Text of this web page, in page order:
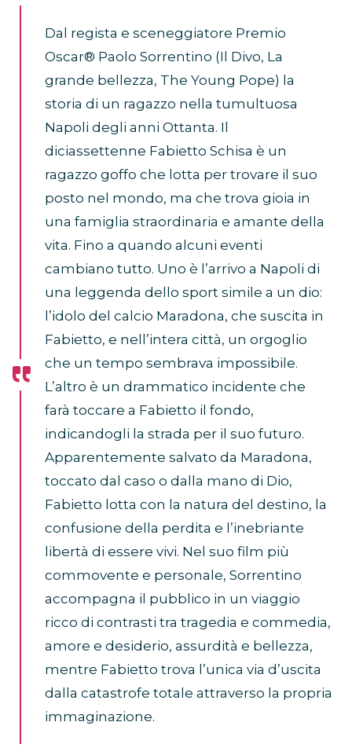
Dal regista e sceneggiatore Premio
Oscar® Paolo Sorrentino (Il Divo, La
grande bellezza, The Young Pope) la
storia di un ragazzo nella tumultuosa
Napoli degli anni Ottanta. Il
diciassettenne Fabietto Schisa è un
ragazzo goffo che lotta per trovare il suo
posto nel mondo, ma che trova gioia in
una famiglia straordinaria e amante della
vita. Fino a quando alcuni eventi
cambiano tutto. Uno è l’arrivo a Napoli di
una leggenda dello sport simile a un dio:
l’idolo del calcio Maradona, che suscita in
Fabietto, e nell’intera città, un orgoglio
che un tempo sembrava impossibile.
L’altro è un drammatico incidente che
farà toccare a Fabietto il fondo,
indicandogli la strada per il suo futuro.
Apparentemente salvato da Maradona,
toccato dal caso o dalla mano di Dio,
Fabietto lotta con la natura del destino, la
confusione della perdita e l’inebriante
libertà di essere vivi. Nel suo film più
commovente e personale, Sorrentino
accompagna il pubblico in un viaggio
ricco di contrasti tra tragedia e commedia,
amore e desiderio, assurdità e bellezza,
mentre Fabietto trova l’unica via d’uscita
dalla catastrofe totale attraverso la propria
immaginazione.